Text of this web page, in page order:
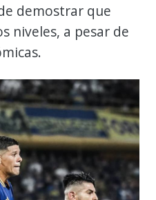
demostrar que
niveles, a pesar de